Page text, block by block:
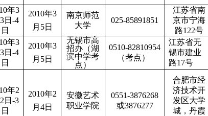
年3
3日 -4
日
2010年3
月 5日
南京师范
大学
025-85891851
江苏省南
京市宁海
路122号
年3
3日 -4
日
2010年3
月 5日
无锡市高
招办（湖
滨中学考
点）
0510-82810954
（考点）
江苏省无
锡市建业
路17号
年2
2 日 -3
日
2010年2
月 4日
安徽艺术
职业学院
0551-3876268
或3876277
合肥市经
济技术开
发区大学
城，丹霞